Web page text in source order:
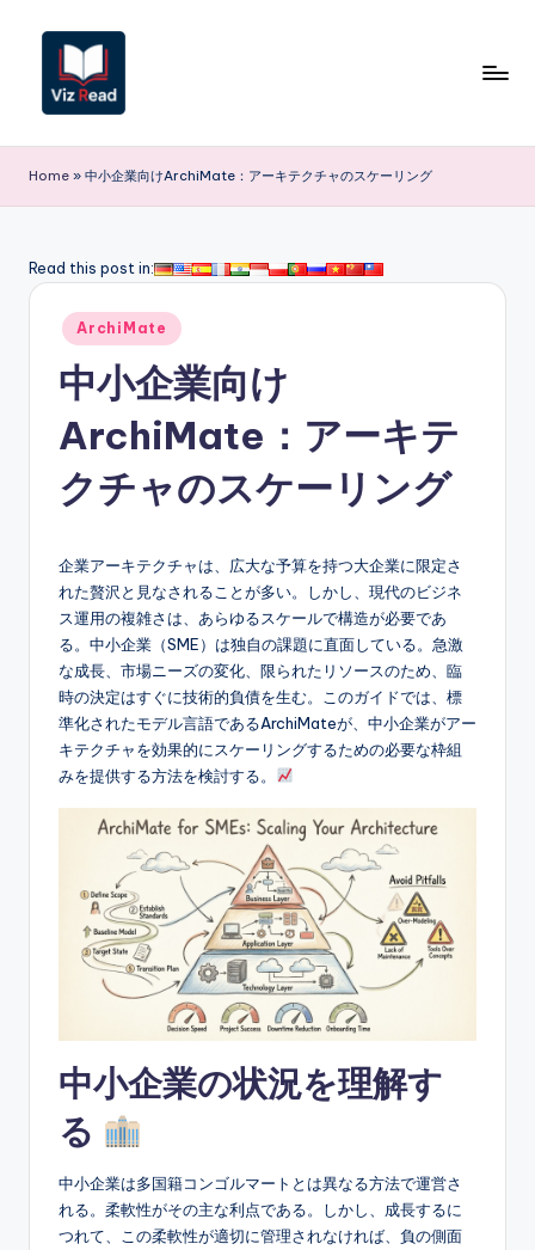
content
iz
R
a
A
S
Home » 中小企業向けArchiMate：アーキテクチャのスケーリング
Read this post in:
Posted
in
ArchiMate
中小企業向け
ArchiMate：アーキテ
クチャのスケーリング
企業アーキテクチャは、広大な予算を持つ大企業に限定さ
れた贅沢と見なされることが多い。しかし、現代のビジネ
ス運用の複雑さは、あらゆるスケールで構造が必要であ
る。中小企業（SME）は独自の課題に直面している。急激
な成長、市場ニーズの変化、限られたリソースのため、臨
時の決定はすぐに技術的負債を生む。このガイドでは、標
準化されたモデル言語であるArchiMateが、中小企業がアー
キテクチャを効果的にスケーリングするための必要な枠組
みを提供する方法を検討する。
中小企業の状況を理解す
る
中小企業は多国籍コンゴルマートとは異なる方法で運営さ
れる。柔軟性がその主な利点である。しかし、成長するに
つれて、この柔軟性が適切に管理されなければ、負の側面